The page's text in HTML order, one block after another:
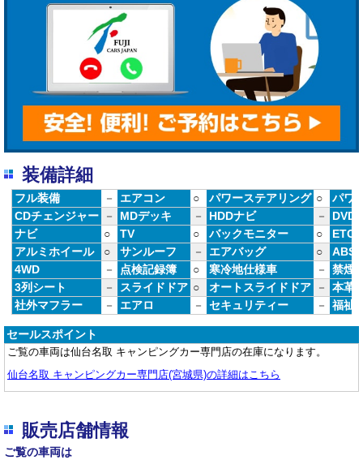
装備詳細
フル装備 － エアコン ○ パワーステアリング ○
パワ
CDチェンジャー
－ MDデッキ － HDDナビ －
DVD
ナビ
○ TV ○ バックモニター ○
ETC
アルミホイール
○ サンルーフ － エアバッグ ○
ABS
4WD
－ 点検記録簿 ○ 寒冷地仕様車 －
禁煙
3列シート
－ スライドドア ○ オートスライドドア －
本革
社外マフラー
－ エアロ － セキュリティー － 福祉
セールスポイント
ご覧の車両は仙台名取 キャンピングカー専門店の在庫になります。
仙台名取 キャンピングカー専門店(宮城県)の詳細はこちら
販売店舗情報
ご覧の車両は